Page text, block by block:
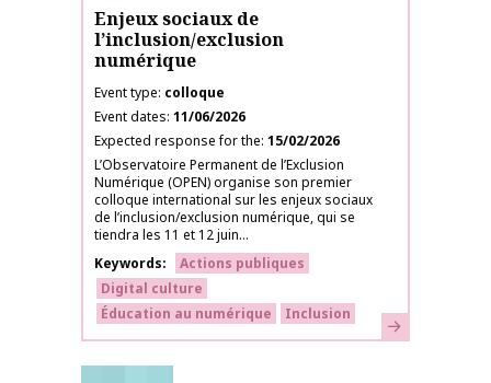
Enjeux sociaux de
l’inclusion/exclusion
numérique
Event type colloque
Event dates 11/06/2026
Expected response for the 15/02/2026
L’Observatoire Permanent de l’Exclusion
Numérique (OPEN) organise son premier
colloque international sur les enjeux sociaux
de l’inclusion/exclusion numérique, qui se
tiendra les 11 et 12 juin...
Keywords
Actions publiques
Digital culture
Éducation au numérique
Inclusion Learn more